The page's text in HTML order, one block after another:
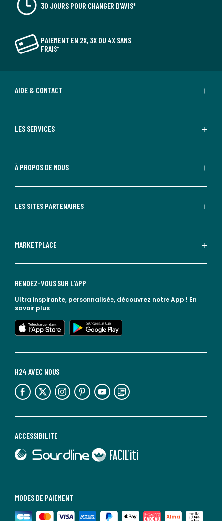
30 JOURS POUR CHANGER D'AVIS*
PAIEMENT EN 2X, 3X OU 4X SANS
FRAIS*
AIDE & CONTACT
LES SERVICES
À PROPOS DE NOUS
LES SITES PARTENAIRES
MARKETPLACE
MODES DE PAIEMENT
ACCESSIBILITÉ
lien vers Sourdline
lien vers Faciliti
H24 AVEC NOUS
lien vers l'espace réseaux sociaux lien vers l'espace réseaux sociaux lien vers l'espace réseaux sociaux lien vers l'espace réseaux sociaux lien vers l'espace réseaux sociaux lien vers le blog la redoute
RENDEZ-VOUS SUR L'APP
Ultra inspirante, personnalisée, découvrez notre App ! En
savoir plus
lien vers l'app store
lien vers google play